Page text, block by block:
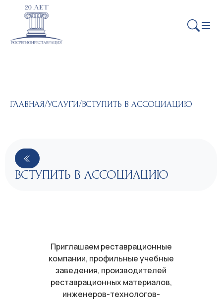
ГЛАВНАЯ/УСЛУГИ/ВСТУПИТЬ В АССОЦИАЦИЮ
ВСТУПИТЬ В АССОЦИАЦИЮ
Приглашаем реставрационные
компании, профильные учебные
заведения, производителей
реставрационных материалов,
инженеров-технологов-